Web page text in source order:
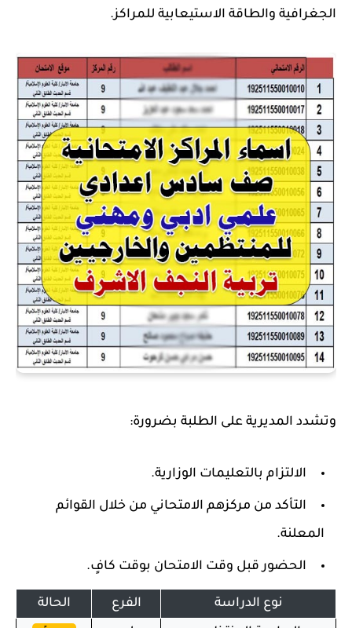
الجغرافية والطاقة الاستيعابية للمراكز.
وتشدد المديرية على الطلبة بضرورة:
الالتزام بالتعليمات الوزارية.
التأكد من مركزهم الامتحاني من خلال القوائم
المعلنة.
الحضور قبل وقت الامتحان بوقت كافٍ.
نوع الدراسة الفرع الحالة